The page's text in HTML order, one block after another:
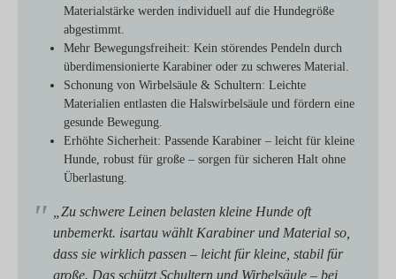
Materialstärke werden individuell auf die Hundegröße
abgestimmt.
Mehr Bewegungsfreiheit: Kein störendes Pendeln durch
überdimensionierte Karabiner oder zu schweres Material.
Schonung von Wirbelsäule & Schultern: Leichte
Materialien entlasten die Halswirbelsäule und fördern eine
gesunde Bewegung.
Erhöhte Sicherheit: Passende Karabiner – leicht für kleine
Hunde, robust für große – sorgen für sicheren Halt ohne
Überlastung.
„Zu schwere Leinen belasten kleine Hunde oft
unbemerkt. isartau wählt Karabiner und Material so,
dass sie wirklich passen – leicht für kleine, stabil für
große. Das schützt Schultern und Wirbelsäule – bei